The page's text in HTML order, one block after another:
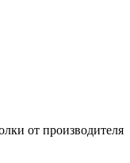
от производителя